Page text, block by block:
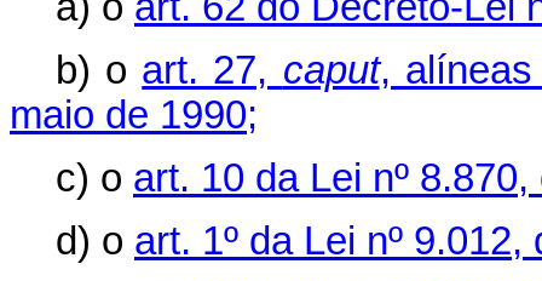
b) o art. 27, caput, alíneas
maio de 1990;
c) o art. 10 da Lei nº
d) o art. 1º da Lei nº